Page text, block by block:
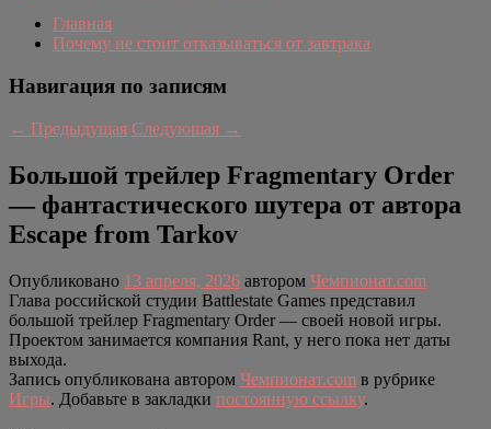
Главная
Почему не стоит отказываться от завтрака
Навигация по записям
← Предыдущая Следующая →
Большой трейлер Fragmentary Order
— фантастического шутера от автора
Escape from Tarkov
Опубликовано 13 апреля, 2026 автором Чемпионат.com
Глава российской студии Battlestate Games представил
большой трейлер Fragmentary Order — своей новой игры.
Проектом занимается компания Rant, у него пока нет даты
выхода.
Запись опубликована автором Чемпионат.com в рубрике
Игры. Добавьте в закладки постоянную ссылку.